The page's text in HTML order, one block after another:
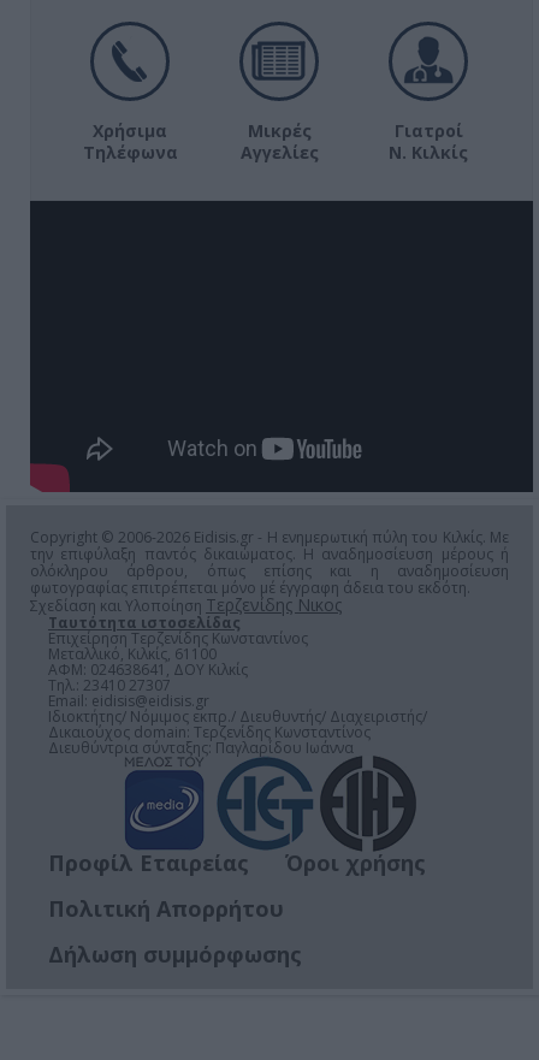
Χρήσιμα
Τηλέφωνα
Μικρές
Αγγελίες
Γιατροί
Ν. Κιλκίς
Copyright © 2006-2026 Eidisis.gr - Η ενημερωτική πύλη του Κιλκίς. Με
την επιφύλαξη παντός δικαιώματος. Η αναδημοσίευση μέρους ή
ολόκληρου άρθρου, όπως επίσης και η αναδημοσίευση
φωτογραφίας επιτρέπεται μόνο μέ έγγραφη άδεια του εκδότη.
Σχεδίαση και Υλοποίηση Τερζενίδης Νικος
Ταυτότητα ιστοσελίδας
Επιχείρηση Τερζενίδης Κωνσταντίνος
Μεταλλικό, Κιλκίς, 61100
ΑΦΜ: 024638641, ΔΟΥ Κιλκίς
Τηλ.: 23410 27307
Email: eidisis@eidisis.gr
Ιδιοκτήτης/ Νόμιμος εκπρ./ Διευθυντής/ Διαχειριστής/
Δικαιούχος domain: Τερζενίδης Κωνσταντίνος
Διευθύντρια σύνταξης: Παγλαρίδου Ιωάννα
Προφίλ Εταιρείας
Όροι χρήσης
Πολιτική Απορρήτου
Δήλωση συμμόρφωσης